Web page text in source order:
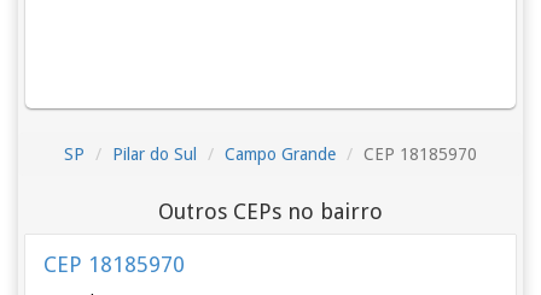
SP Pilar do Sul Campo Grande CEP 18185970
Outros CEPs no bairro
CEP 18185970